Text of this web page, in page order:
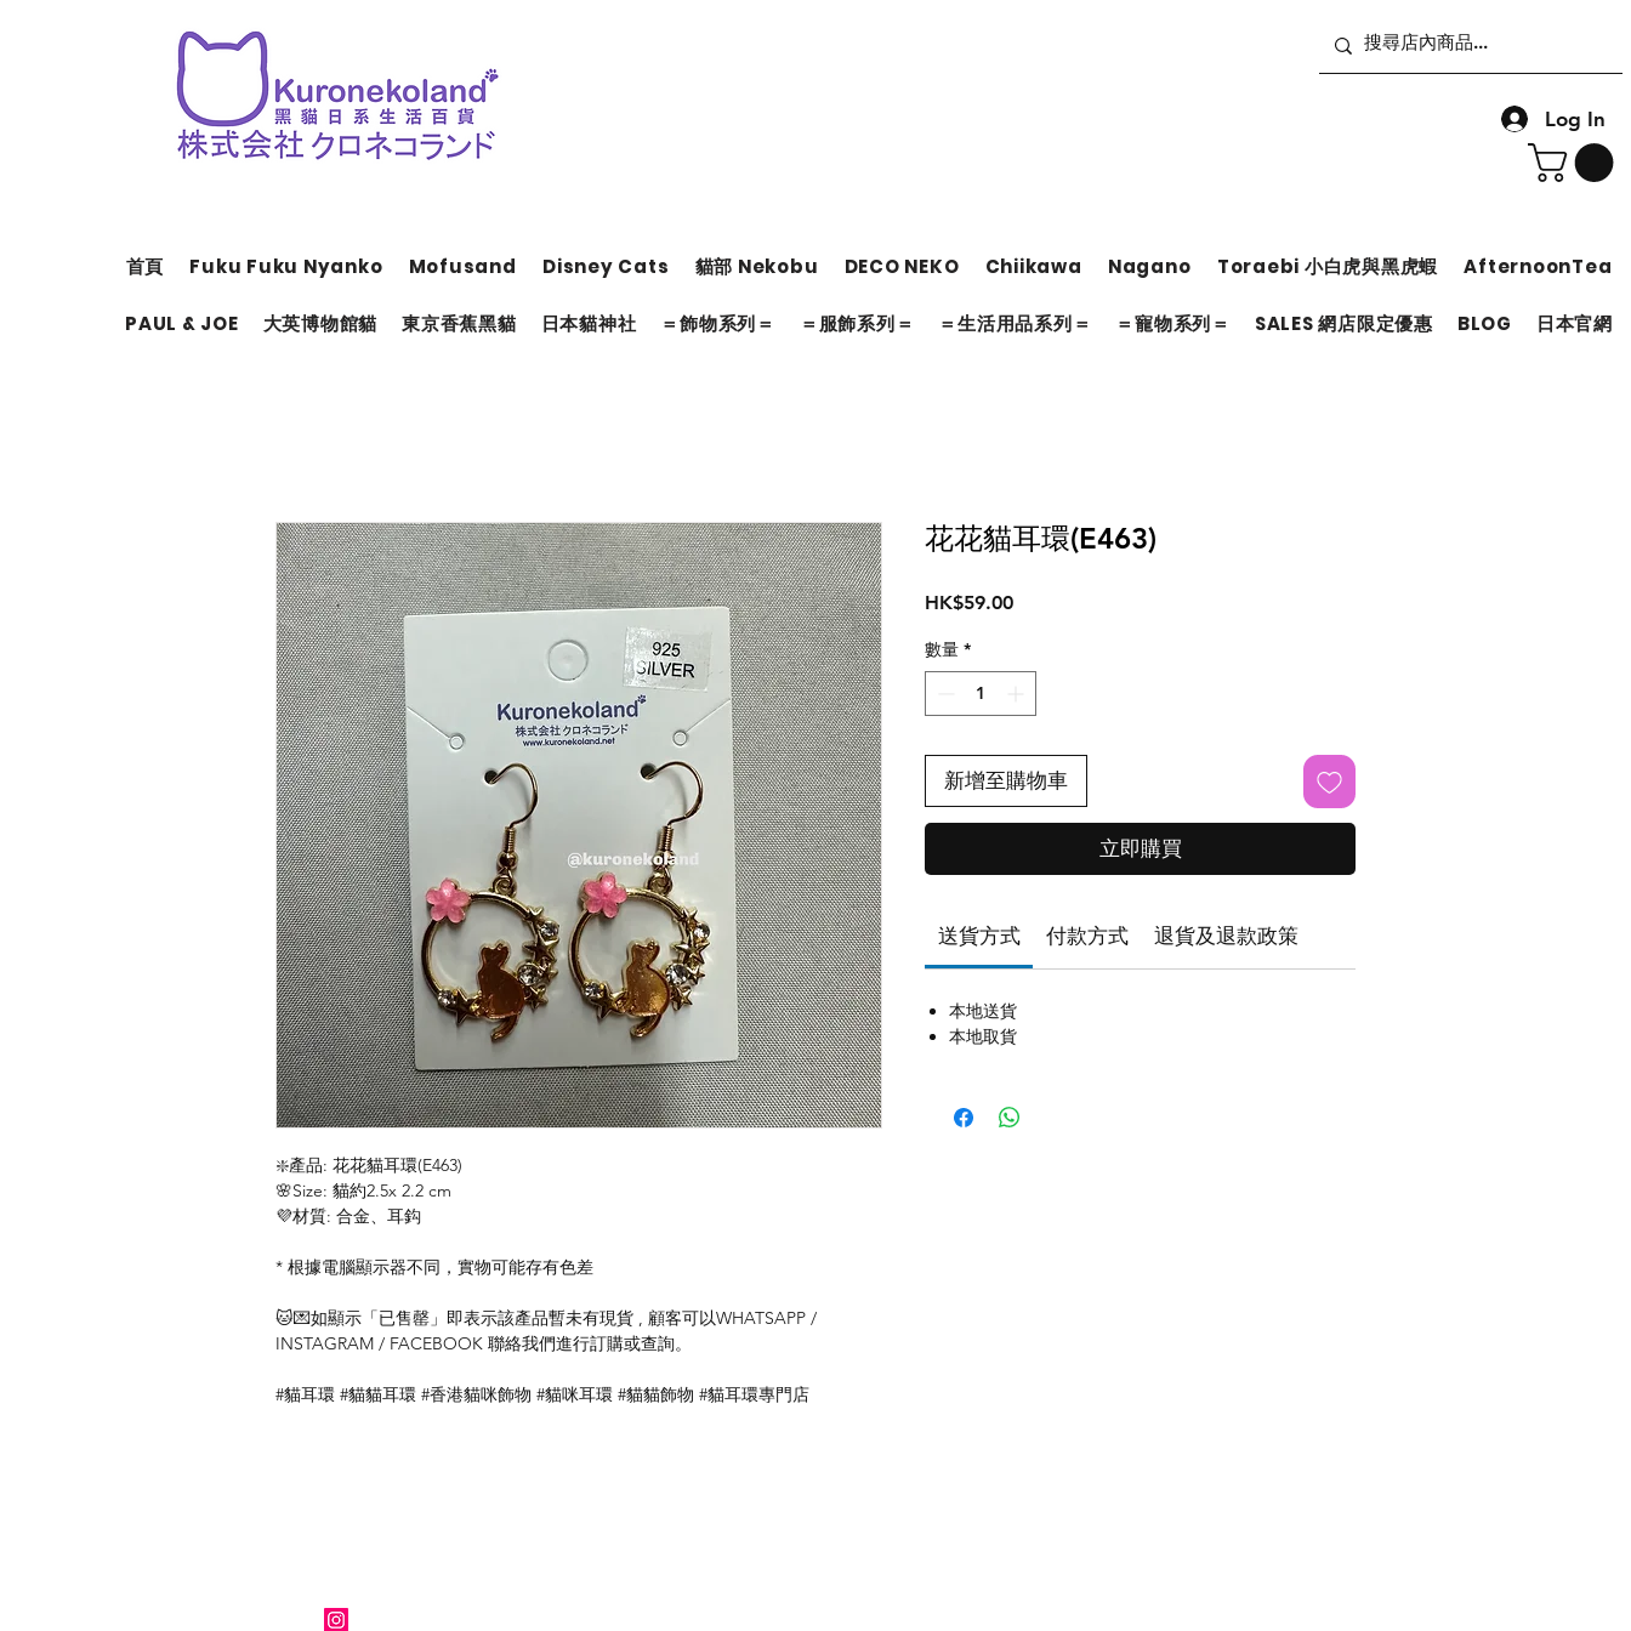
Log In
首頁 Fuku Fuku Nyanko Mofusand Disney Cats 貓部 Nekobu DECO NEKO Chiikawa Nagano Toraebi 小白虎與黑虎蝦 AfternoonTea
PAUL & JOE 大英博物館貓 東京香蕉黑貓 日本貓神社 ＝飾物系列＝ ＝服飾系列＝ ＝生活用品系列＝ ＝寵物系列＝ SALES 網店限定優惠 BLOG 日本官網
❇️產品: 花花貓耳環(E463)
🌸Size: 貓約2.5x 2.2 cm
💜材質: 合金、耳鈎
* 根據電腦顯示器不同，實物可能存有色差
🐱💌如顯示「已售罄」即表示該產品暫未有現貨 , 顧客可以WHATSAPP /
INSTAGRAM / FACEBOOK 聯絡我們進行訂購或查詢。
#貓耳環 #貓貓耳環 #香港貓咪飾物 #貓咪耳環 #貓貓飾物 #貓耳環專門店
花花貓耳環(E463)
HK$59.00價
數量 *
新增至購物車
立即購買
送貨方式 付款方式 退貨及退款政策
本地送貨
本地取貨